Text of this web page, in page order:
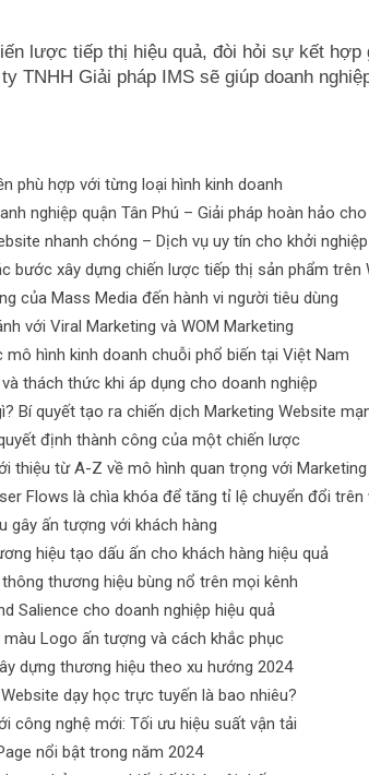
lược tiếp thị hiệu quả, đòi hỏi sự kết
TNHH Giải pháp IMS sẽ giúp doanh
phù hợp với từng loại hình kinh doanh
nghiệp quận Tân Phú – Giải pháp hoàn hảo
nhanh chóng – Dịch vụ uy tín cho khởi nghiệp
bước xây dựng chiến lược tiếp thị sản phẩm trên
của Mass Media đến hành vi người tiêu dùng
với Viral Marketing và WOM Marketing
mô hình kinh doanh chuỗi phổ biến tại Việt Nam
thách thức khi áp dụng cho doanh nghiệp
Bí quyết tạo ra chiến dịch Marketing Website
định thành công của một chiến lược
thiệu từ A-Z về mô hình quan trọng với Marketing
Flows là chìa khóa để tăng tỉ lệ chuyển đổi trên
gây ấn tượng với khách hàng
hiệu tạo dấu ấn cho khách hàng hiệu quả
thương hiệu bùng nổ trên mọi kênh
Salience cho doanh nghiệp hiệu quả
Logo ấn tượng và cách khắc phục
dựng thương hiệu theo xu hướng 2024
dạy học trực tuyến là bao nhiêu?
công nghệ mới: Tối ưu hiệu suất vận tải
nổi bật trong năm 2024